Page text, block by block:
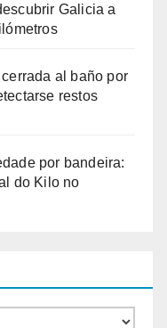
Galicia a
al baño por
restos
por bandeira:
do Kilo no